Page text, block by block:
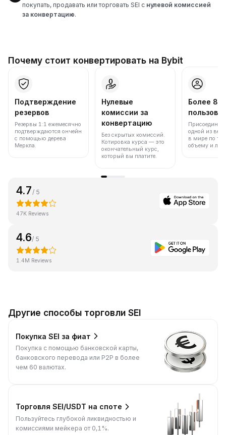
покупать, продавать или торговать SEI с нулевой комиссией
за конвертацию.
Почему стоит конвертировать на Bybit
Подтверждение
резервов
Резервы 1:1 ежемесячно
подтверждаются ончейн
с помощью дерева
Меркла.
Нулевые
комиссии за
конвертацию
Без скрытых комиссий.
Котировка курса — это
окончательный курс,
который вы платите.
Более 86
одной из
в мире по
объему и
4.7 / 5
47K Reviews
4.6/ 5
1.4M Reviews
Другие способы торговли SEI
Покупка SEI за фиат
Покупка с помощью банковской карты,
банковского перевода или P2P в более
чем 60 валютах.
Торговля SEI/USDT на споте
Пользуйтесь глубокой ликвидностью и
комиссиями мейкера от 0,1%.